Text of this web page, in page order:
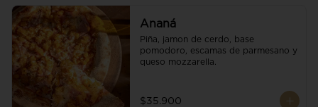
Ananá
Piña, jamon de cerdo, base
pomodoro, escamas de parmesano y
queso mozzarella.
$35.900